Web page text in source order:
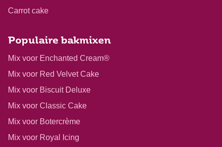
Carrot cake
Populaire bakmixen
Mix voor Enchanted Cream®
Mix voor Red Velvet Cake
Mix voor Biscuit Deluxe
Mix voor Classic Cake
Mix voor Botercrème
Mix voor Royal Icing